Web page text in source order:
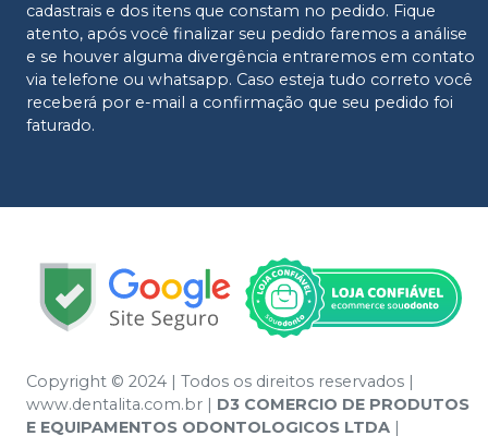
cadastrais e dos itens que constam no pedido. Fique
atento, após você finalizar seu pedido faremos a análise
e se houver alguma divergência entraremos em contato
via telefone ou whatsapp. Caso esteja tudo correto você
receberá por e-mail a confirmação que seu pedido foi
faturado.
Copyright © 2024 | Todos os direitos reservados |
www.dentalita.com.br | D3 COMERCIO DE PRODUTOS
E EQUIPAMENTOS ODONTOLOGICOS LTDA |